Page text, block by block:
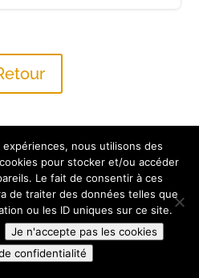
intérieure Pays basque
Béarn
by Cotebasque.net
confidentialité
nous utilisons des
pour stocker et/ou accéder
Le fait de consentir à ces
de traiter des données telles que
ou les ID uniques sur ce site.
Je n'accepte pas les cookies
confidentialité